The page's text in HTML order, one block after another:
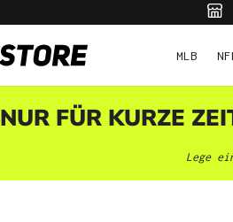
MLB NFL
NUR FÜR KURZE
Lege